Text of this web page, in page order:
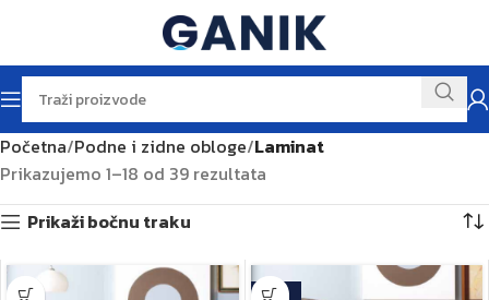
Početna Podne i zidne obloge Laminat
Prikazujemo 1–18 od 39 rezultata
Prikaži bočnu traku
-16%